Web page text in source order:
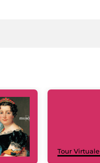
Tour Virtuale